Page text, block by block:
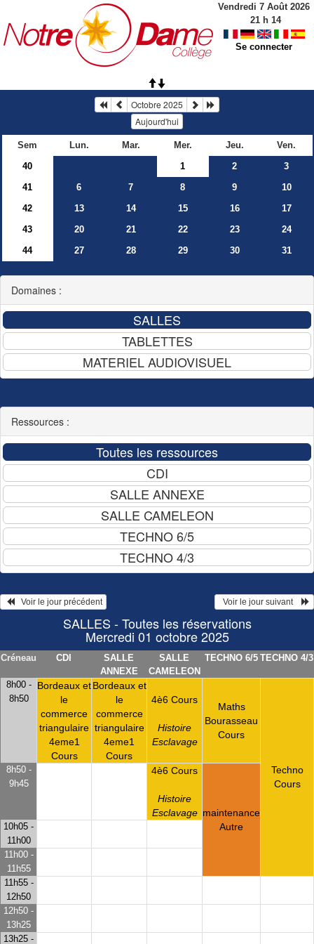
Vendredi 7 Août 2026
21h 14
Se connecter
Octobre 2025
Aujourd'hui
Sem Lun. Mar. Mer. Jeu.
Ven.
40
1 2
3
41
6 7 8 9
10
42
13 14 15 16
17
43
20 21 22 23
24
44
27 28 29 30 31
Domaines :
Ressources :
   Voir le jour précédent
  Voir le jour suivant
SALLES - Toutes les réservations
Mercredi 01 octobre 2025
Créneau CDI
SALLE
ANNEXE
SALLE
CAMELEON
TECHNO 6/5 TECHNO 4/3
8h00 -
8h50
Bordeaux et
le
commerce
triangulaire
4eme1
Cours
Bordeaux et
le
commerce
triangulaire
4eme1
Cours
4è6 Cours
Histoire
Esclavage
Maths
Bourasseau
Cours
Techno
Cours
8h50 -
9h45
4è6 Cours
Histoire
Esclavage maintenance
Autre
10h05 -
11h00
11h00 -
11h55
11h55 -
12h50
12h50 -
13h25
13h25 -